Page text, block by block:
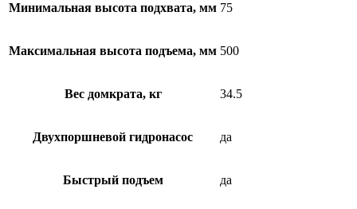
Минимальная высота подхвата, мм 75
Максимальная высота подъема, мм 500
Вес домкрата, кг 34.5
Двухпоршневой гидронасос да
Быстрый подъем да